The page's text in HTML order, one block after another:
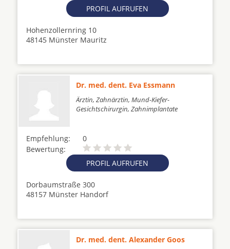
PROFIL AUFRUFEN
Hohenzollernring 10
48145 Münster Mauritz
Dr. med. dent. Eva Essmann
Ärztin, Zahnärztin, Mund-Kiefer-
Gesichtschirurgin, Zahnimplantate
Empfehlung:
0
Bewertung:
PROFIL AUFRUFEN
Dorbaumstraße 300
48157 Münster Handorf
Dr. med. dent. Alexander Goos